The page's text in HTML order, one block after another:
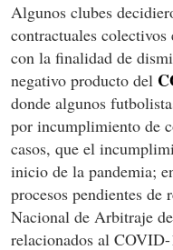
Algunos clubes
contractuales
con la finalidad de
negativo producto del
donde algunos
por incumplimiento de
casos, que el
inicio de la pandemia;
procesos pendientes
Nacional de Arbitraje
relacionados al